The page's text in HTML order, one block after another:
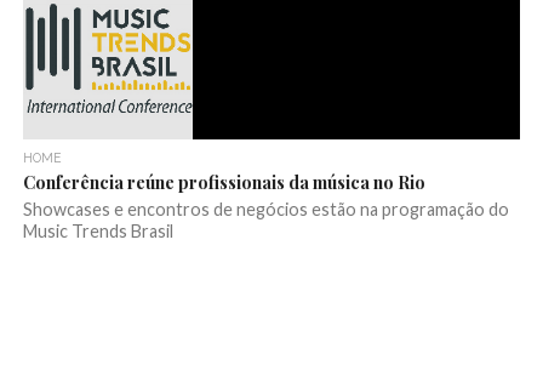
HOME
Conferência reúne profissionais da música no Rio
Showcases e encontros de negócios estão na programação do
Music Trends Brasil